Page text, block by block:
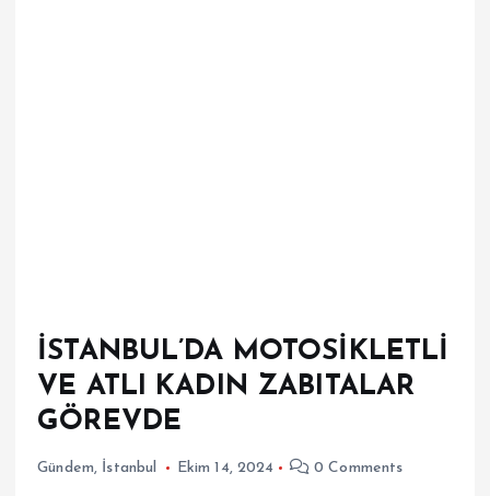
İSTANBUL’DA MOTOSİKLETLİ
VE ATLI KADIN ZABITALAR
GÖREVDE
Gündem, İstanbul Ekim 14, 2024 0 Comments